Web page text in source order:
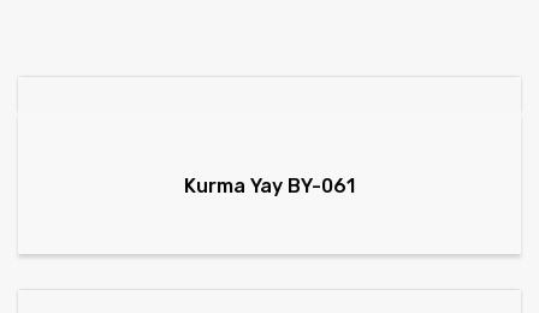
Kurma Yay BY-061